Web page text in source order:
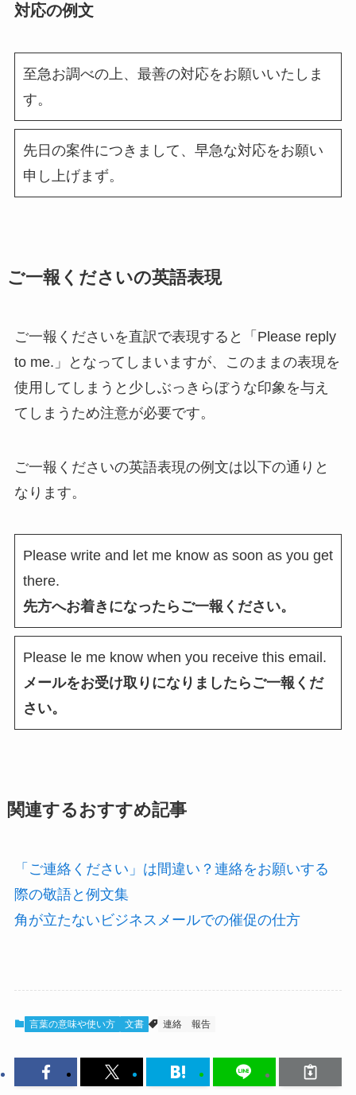
対応の例文
至急お調べの上、最善の対応をお願いいたしま
す。
先日の案件につきまして、早急な対応をお願い
申し上げまず。
ご一報くださいの英語表現
ご一報くださいを直訳で表現すると「Please reply
to me.」となってしまいますが、このままの表現を
使用してしまうと少しぶっきらぼうな印象を与え
てしまうため注意が必要です。
ご一報くださいの英語表現の例文は以下の通りと
なります。
Please write and let me know as soon as you get
there.
先方へお着きになったらご一報ください。
Please le me know when you receive this email.
メールをお受け取りになりましたらご一報くだ
さい。
関連するおすすめ記事
「ご連絡ください」は間違い？連絡をお願いする
際の敬語と例文集
角が立たないビジネスメールでの催促の仕方
言葉の意味や使い方 文書 連絡 報告